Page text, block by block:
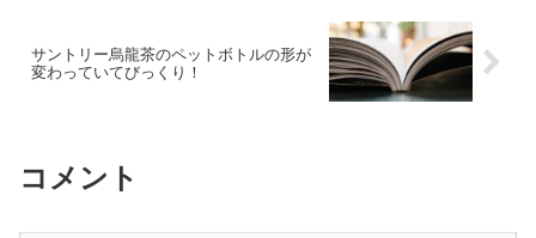
サントリー烏龍茶のペットボトルの形が
変わっていてびっくり！
コメント